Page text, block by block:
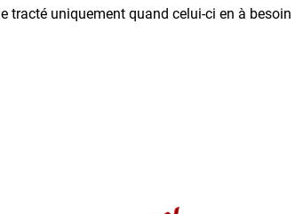
le tracté uniquement quand celui-ci en à besoin